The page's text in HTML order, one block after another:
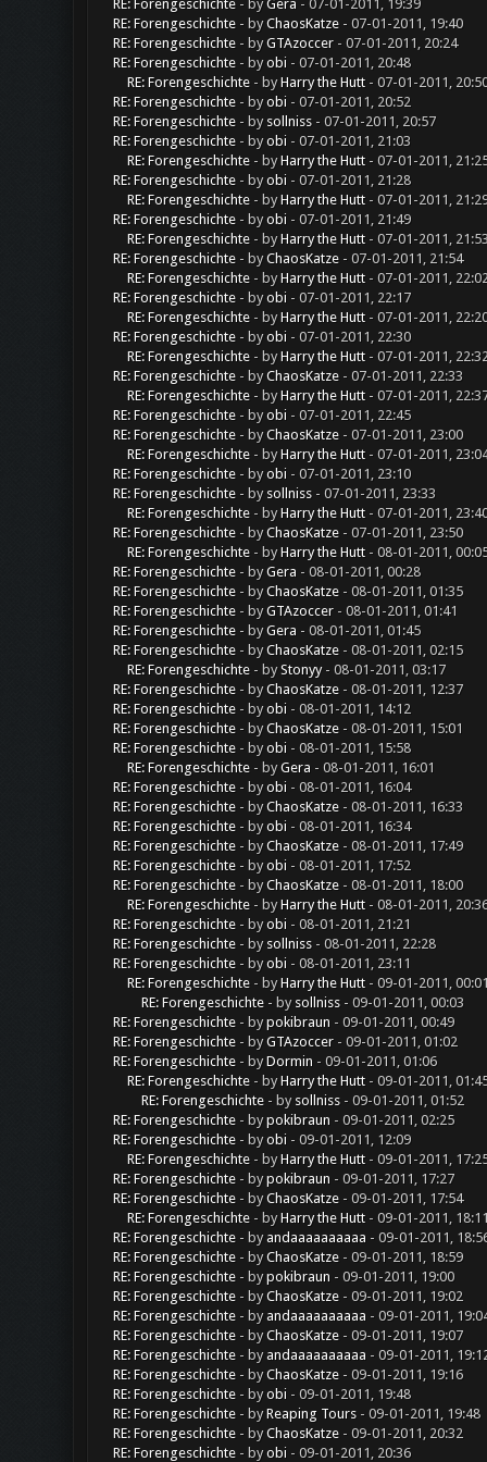
RE: Forengeschichte - byGera - 07-01-2011, 19:39
RE: Forengeschichte - byChaosKatze- 07-01-2011, 19:40
RE: Forengeschichte - byGTAzoccer- 07-01-2011, 20:24
RE: Forengeschichte - byobi- 07-01-2011, 20:48
RE: Forengeschichte - byHarry the Hutt- 07-01-2011,
RE: Forengeschichte - byobi- 07-01-2011, 20:52
RE: Forengeschichte - by sollniss- 07-01-2011, 20:57
RE: Forengeschichte - byobi- 07-01-2011, 21:03
RE: Forengeschichte - byHarry the Hutt- 07-01-2011,
RE: Forengeschichte - byobi- 07-01-2011, 21:28
RE: Forengeschichte - byHarry the Hutt- 07-01-2011,
RE: Forengeschichte - byobi- 07-01-2011, 21:49
RE: Forengeschichte - byHarry the Hutt- 07-01-2011, 21:53
RE: Forengeschichte - byChaosKatze- 07-01-2011, 21:54
RE: Forengeschichte - byHarry the Hutt- 07-01-2011,
RE: Forengeschichte - byobi- 07-01-2011, 22:17
RE: Forengeschichte - byHarry the Hutt- 07-01-2011,
RE: Forengeschichte - byobi- 07-01-2011, 22:30
RE: Forengeschichte - byHarry the Hutt- 07-01-2011,
RE: Forengeschichte - byChaosKatze- 07-01-2011, 22:33
RE: Forengeschichte - byHarry the Hutt- 07-01-2011,
RE: Forengeschichte - byobi- 07-01-2011, 22:45
RE: Forengeschichte - byChaosKatze- 07-01-2011, 23:00
RE: Forengeschichte - byHarry the Hutt- 07-01-2011,
RE: Forengeschichte - byobi- 07-01-2011, 23:10
RE: Forengeschichte - by sollniss- 07-01-2011, 23:33
RE: Forengeschichte - byHarry the Hutt- 07-01-2011,
RE: Forengeschichte - byChaosKatze- 07-01-2011, 23:50
RE: Forengeschichte - byHarry the Hutt- 08-01-2011,
RE: Forengeschichte - byGera - 08-01-2011, 00:28
RE: Forengeschichte - byChaosKatze- 08-01-2011, 01:35
RE: Forengeschichte - byGTAzoccer- 08-01-2011, 01:41
RE: Forengeschichte - byGera - 08-01-2011, 01:45
RE: Forengeschichte - byChaosKatze- 08-01-2011, 02:15
RE: Forengeschichte - byStonyy- 08-01-2011, 03:17
RE: Forengeschichte - byChaosKatze- 08-01-2011, 12:37
RE: Forengeschichte - byobi- 08-01-2011, 14:12
RE: Forengeschichte - byChaosKatze- 08-01-2011, 15:01
RE: Forengeschichte - byobi- 08-01-2011, 15:58
RE: Forengeschichte - byGera - 08-01-2011, 16:01
RE: Forengeschichte - byobi- 08-01-2011, 16:04
RE: Forengeschichte - byChaosKatze- 08-01-2011, 16:33
RE: Forengeschichte - byobi- 08-01-2011, 16:34
RE: Forengeschichte - byChaosKatze- 08-01-2011, 17:49
RE: Forengeschichte - byobi- 08-01-2011, 17:52
RE: Forengeschichte - byChaosKatze- 08-01-2011, 18:00
RE: Forengeschichte - byHarry the Hutt- 08-01-2011,
RE: Forengeschichte - byobi- 08-01-2011, 21:21
RE: Forengeschichte - by sollniss- 08-01-2011, 22:28
RE: Forengeschichte - byobi- 08-01-2011, 23:11
RE: Forengeschichte - byHarry the Hutt- 09-01-2011, 00:01
RE: Forengeschichte - by sollniss- 09-01-2011, 00:03
RE: Forengeschichte - bypokibraun - 09-01-2011, 00:49
RE: Forengeschichte - byGTAzoccer- 09-01-2011, 01:02
RE: Forengeschichte - byDormin - 09-01-2011, 01:06
RE: Forengeschichte - byHarry the Hutt- 09-01-2011,
RE: Forengeschichte - by sollniss- 09-01-2011, 01:52
RE: Forengeschichte - bypokibraun - 09-01-2011, 02:25
RE: Forengeschichte - byobi- 09-01-2011, 12:09
RE: Forengeschichte - byHarry the Hutt- 09-01-2011,
RE: Forengeschichte - bypokibraun - 09-01-2011, 17:27
RE: Forengeschichte - byChaosKatze- 09-01-2011, 17:54
RE: Forengeschichte - byHarry the Hutt- 09-01-2011, 18:11
RE: Forengeschichte - byandaaaaaaaaaa - 09-01-2011,
RE: Forengeschichte - byChaosKatze- 09-01-2011, 18:59
RE: Forengeschichte - bypokibraun - 09-01-2011, 19:00
RE: Forengeschichte - byChaosKatze- 09-01-2011, 19:02
RE: Forengeschichte - byandaaaaaaaaaa - 09-01-2011,
RE: Forengeschichte - byChaosKatze- 09-01-2011, 19:07
RE: Forengeschichte - byandaaaaaaaaaa - 09-01-2011,
RE: Forengeschichte - byChaosKatze- 09-01-2011, 19:16
RE: Forengeschichte - byobi- 09-01-2011, 19:48
RE: Forengeschichte - byReaping Tours- 09-01-2011, 19:48
RE: Forengeschichte - byChaosKatze- 09-01-2011, 20:32
RE: Forengeschichte - byobi- 09-01-2011, 20:36